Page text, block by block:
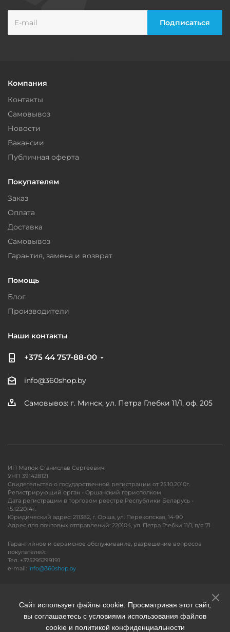
Компания
Контакты
Самовывоз
Новости
Вакансии
Публичная оферта
Покупателям
Заказ
Оплата
Доставка
Самовывоз
Гарантия, замена и возврат
Помощь
Блог
Производители
Наши контакты
+375 44 757-88-00
info@360shop.by
Самовывоз: г. Минск, ул. Петра Глебки 11/1, оф. 205
ИП Матюк Станислав Сергеевич
УНП 391428121
Свидетельство о государственной регистрации от 25.10.2010г.
Регистрирующий орган - Оршанский горисполком
Дата регистрации в торговом реестре Республики Беларусь -
15.12.2014г.
Юридический адрес: 211382, г. Орша, ул. Перекопская, 14-90
Адрес для почтовых отправлений: 220104, ул. Петра Глебки 11/1, п/я 71
Гарантийное и сервисное обслуживание, разрешение вопросов
покупателей:
Тел. +375295299191
e-mail: info@360shop.by
Сайт использует файлы cookie. Просматривая этот сайт,
вы соглашаетесь с условиями использования файлов
cookie и политикой конфиденциальности